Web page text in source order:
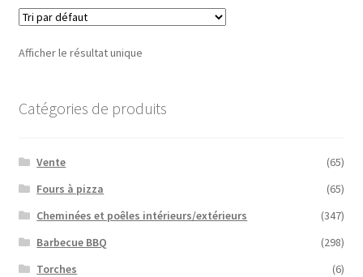
Afficher le résultat unique
Catégories de produits
Vente
(65)
Fours à pizza
(65)
Cheminées et poêles intérieurs/extérieurs
(347)
Barbecue BBQ
(298)
Torches
(6)